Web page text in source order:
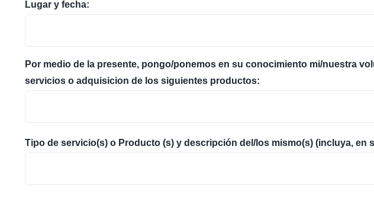
Lugar y fecha:
Por medio de la presente, pongo/ponemos en su conocimiento mi/nuestra
servicios o adquisicion de los siguientes productos:
Tipo de servicio(s) o Producto (s) y descripción del/los mismo(s) (incluya, en